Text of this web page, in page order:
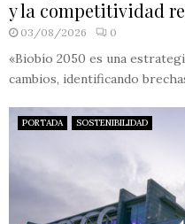
y la competitividad
03/08/2026 0
«Biobío 2050 es una
cambios, identificando
PORTADA SOSTENIBILIDAD